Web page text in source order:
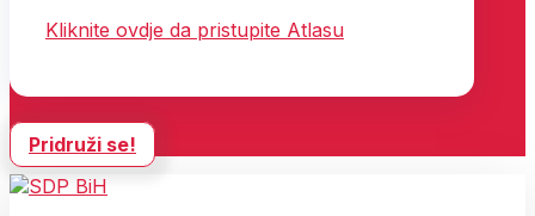
Kliknite ovdje da pristupite Atlasu
Pridruži se!